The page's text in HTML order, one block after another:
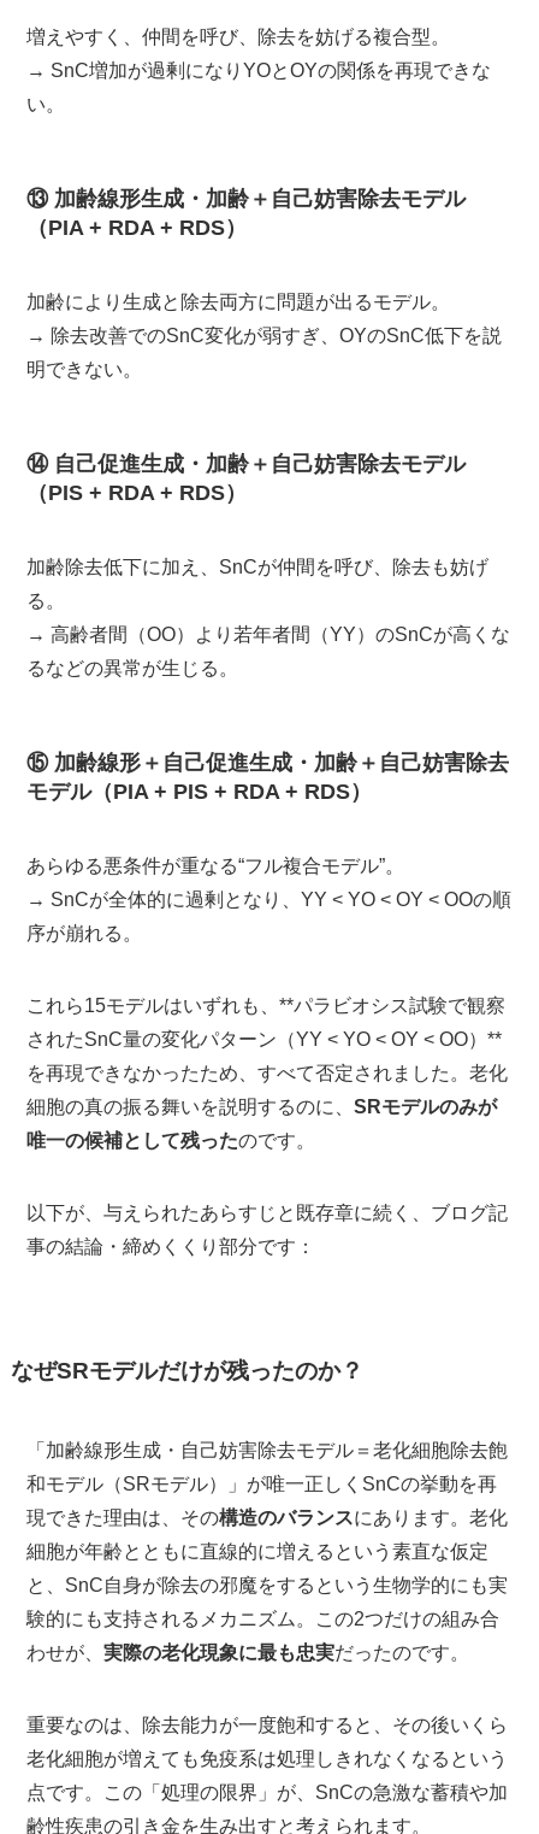
増えやすく、仲間を呼び、除去を妨げる複合型。
→ SnC増加が過剰になりYOとOYの関係を再現できな
い。
⑬ 加齢線形生成・加齢＋自己妨害除去モデル
（PIA + RDA + RDS）
加齢により生成と除去両方に問題が出るモデル。
→ 除去改善でのSnC変化が弱すぎ、OYのSnC低下を説
明できない。
⑭ 自己促進生成・加齢＋自己妨害除去モデル
（PIS + RDA + RDS）
加齢除去低下に加え、SnCが仲間を呼び、除去も妨げ
る。
→ 高齢者間（OO）より若年者間（YY）のSnCが高くな
るなどの異常が生じる。
⑮ 加齢線形＋自己促進生成・加齢＋自己妨害除去
モデル（PIA + PIS + RDA + RDS）
あらゆる悪条件が重なる“フル複合モデル”。
→ SnCが全体的に過剰となり、YY < YO < OY < OOの順
序が崩れる。
これら15モデルはいずれも、**パラビオシス試験で観察
されたSnC量の変化パターン（YY < YO < OY < OO）**
を再現できなかったため、すべて否定されました。老化
細胞の真の振る舞いを説明するのに、SRモデルのみが
唯一の候補として残ったのです。
以下が、与えられたあらすじと既存章に続く、ブログ記
事の結論・締めくくり部分です：
なぜSRモデルだけが残ったのか？
「加齢線形生成・自己妨害除去モデル＝老化細胞除去飽
和モデル（SRモデル）」が唯一正しくSnCの挙動を再
現できた理由は、その構造のバランスにあります。老化
細胞が年齢とともに直線的に増えるという素直な仮定
と、SnC自身が除去の邪魔をするという生物学的にも実
験的にも支持されるメカニズム。この2つだけの組み合
わせが、実際の老化現象に最も忠実だったのです。
重要なのは、除去能力が一度飽和すると、その後いくら
老化細胞が増えても免疫系は処理しきれなくなるという
点です。この「処理の限界」が、SnCの急激な蓄積や加
齢性疾患の引き金を生み出すと考えられます。